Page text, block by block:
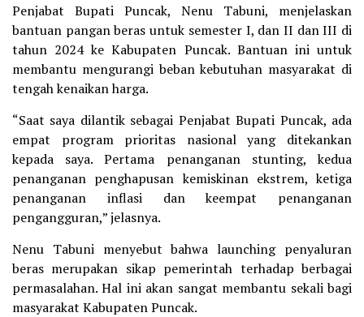
Penjabat Bupati Puncak, Nenu Tabuni, menjelaskan
bantuan pangan beras untuk semester I, dan II dan III di
tahun 2024 ke Kabupaten Puncak. Bantuan ini untuk
membantu mengurangi beban kebutuhan masyarakat di
tengah kenaikan harga.
“Saat saya dilantik sebagai Penjabat Bupati Puncak, ada
empat program prioritas nasional yang ditekankan
kepada saya. Pertama penanganan stunting, kedua
penanganan penghapusan kemiskinan ekstrem, ketiga
penanganan inflasi dan keempat penanganan
pengangguran,” jelasnya.
Nenu Tabuni menyebut bahwa launching penyaluran
beras merupakan sikap pemerintah terhadap berbagai
permasalahan. Hal ini akan sangat membantu sekali bagi
masyarakat Kabupaten Puncak.